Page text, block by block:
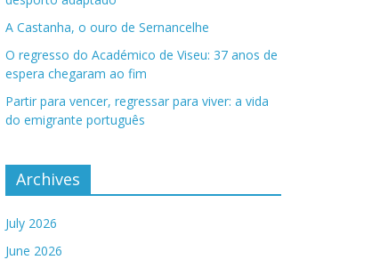
A Castanha, o ouro de Sernancelhe
O regresso do Académico de Viseu: 37 anos de
espera chegaram ao fim
Partir para vencer, regressar para viver: a vida
do emigrante português
Archives
July 2026
June 2026